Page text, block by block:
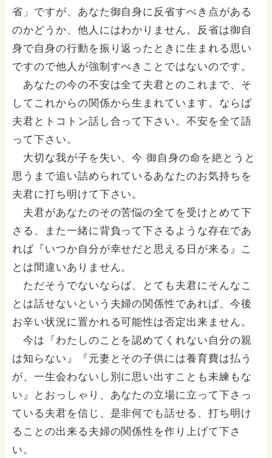
省」ですが、あなた御自身に反省すべき点がある
のかどうか、他人にはわかりません。反省は御自
身で自身の行動を振り返ったときに生まれる思い
ですので他人が強制すべきことではないのです。
あなたの今の不安は全て夫君とのこれまで、そ
してこれからの関係から生まれています。ならば
夫君とトコトン話し合って下さい。不安を全て語
って下さい。
大切な我が子を失い、今 御自身の命を絶とうと
思うまで追い詰められているあなたのお気持ちを
夫君に打ち明けて下さい。
夫君があなたのその苦悩の全てを受けとめて下
さる、また一緒に背負って下さるような存在であ
れば『いつか自分が幸せだと思える日が来る』こ
とは間違いありません。
ただそうでないならば、とても夫君にそんなこ
とは話せないという夫婦の関係性であれば、今後
お辛い状況に置かれる可能性は否定出来ません。
今は『わたしのことを認めてくれない自分の親
は知らない』『元妻とその子供には養育費は払う
が、一生会わないし別に思い出すことも未練もな
い』とおっしゃり、あなたの立場に立って下さっ
ている夫君を信じ、是非何でも話せる、打ち明け
ることの出来る夫婦の関係性を作り上げて下さ
い。